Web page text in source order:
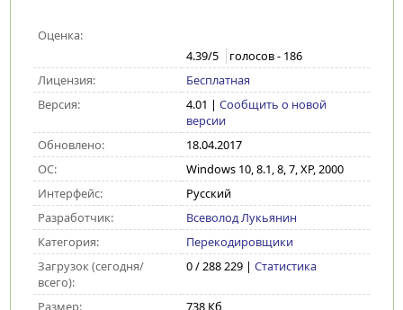
Оценка:
4.39/5 голосов - 186
Лицензия:
Бесплатная
Версия:
4.01 | Сообщить о новой
версии
Обновлено:
18.04.2017
ОС:
Windows 10, 8.1, 8, 7, XP, 2000
Интерфейс:
Русский
Разработчик:
Всеволод Лукьянин
Категория:
Перекодировщики
Загрузок (сегодня/
всего):
0 / 288 229 | Статистика
Размер: 738 Кб